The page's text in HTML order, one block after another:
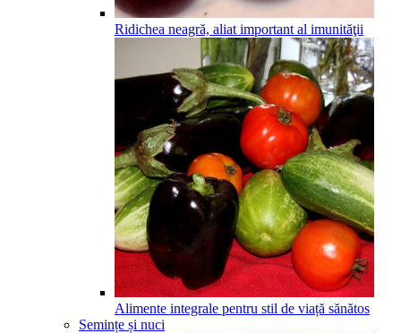
Ridichea neagră, aliat important al imunităţii
Alimente integrale pentru stil de viață sănătos
Semințe și nuci